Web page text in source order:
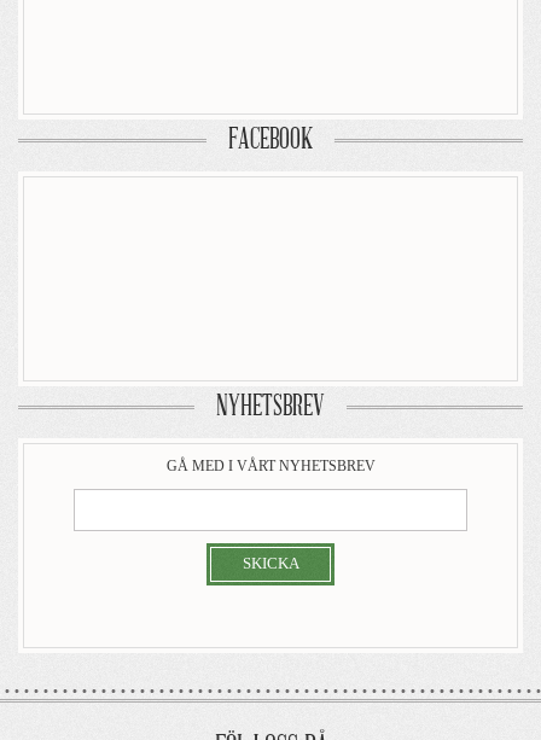
FACEBOOK
NYHETSBREV
GÅ MED I VÅRT NYHETSBREV
SKICKA